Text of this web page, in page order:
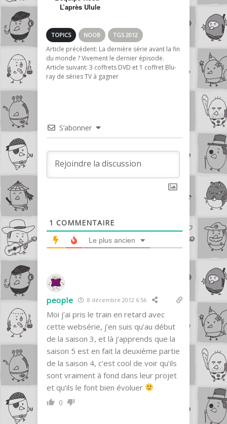
L’après Ulule
TOPICS NOOB TGS 2012
Article précédent: La dernière série avant la fin
du monde ? Vivement le dernier épisode.
Article suivant: 3 coffrets DVD et 1 coffret Blu-
ray de séries TV à gagner
S’abonner
1 COMMENTAIRE
Le plus ancien
people 8 décembre 2012 6:56
Moi j’ai pris le train en retard avec
cette websérie, j’en suis qu’au début
de la saison 3, et là j’apprends que la
saison 5 est en fait la deuxième partie
de la saison 4, c’est cool de voir qu’ils
sont vraiment à fond dans leur projet
et qu’ils le font bien évoluer
0